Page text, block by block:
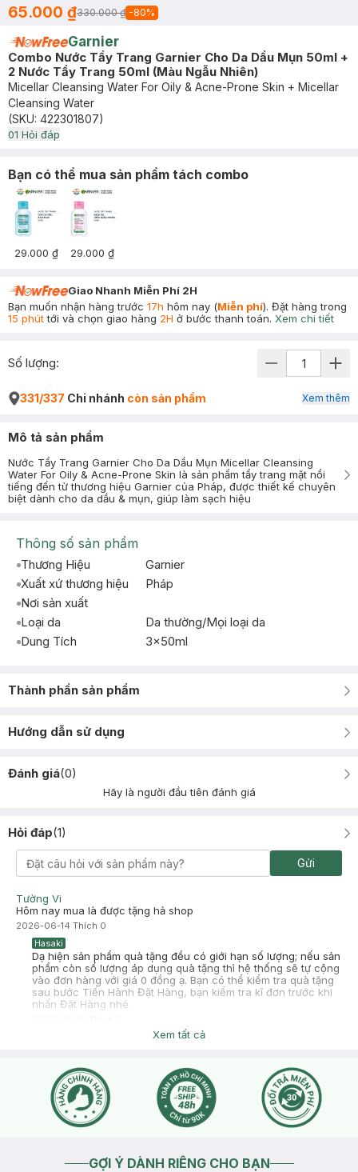
65.000 ₫330.000 ₫ -80%
Garnier
Combo Nước Tẩy Trang Garnier Cho Da Dầu Mụn 50ml +
2 Nước Tẩy Trang 50ml (Màu Ngẫu Nhiên)
Micellar Cleansing Water For Oily & Acne-Prone Skin + Micellar
Cleansing Water
(SKU: 422301807)
01 Hỏi đáp
Bạn có thể mua sản phẩm tách combo
29.000 ₫ 29.000 ₫
Giao Nhanh Miễn Phí 2H
Bạn muốn nhận hàng trước 17h hôm nay (Miễn phí). Đặt hàng trong
15 phúttới và chọn giao hàng 2H ở bước thanh toán. Xem chi tiết
Số lượng:
331/337 Chi nhánh còn sản phẩm Xem thêm
Mô tả sản phẩm
Nước Tẩy Trang Garnier Cho Da Dầu Mụn Micellar Cleansing
Water For Oily & Acne-Prone Skin là sản phẩm tẩy trang mặt nổi
tiếng đến từ thương hiệu Garnier của Pháp, được thiết kế chuyên
biệt dành cho da dầu & mụn, giúp làm sạch hiệu
Thông số sản phẩm
Thương Hiệu
Garnier
Xuất xứ thương hiệu
Pháp
Nơi sản xuất
Loại da
Da thường/Mọi loại da
Dung Tích
3x50ml
Thành phần sản phẩm
Hướng dẫn sử dụng
Đánh giá(0)
Hãy là người đầu tiên đánh giá
Hỏi đáp(1)
Gửi
Tường Vi
Hôm nay mua là được tặng hả shop
2026-06-14 Thích 0
Hasaki
Dạ hiện sản phẩm quà tặng đều có giới hạn số lượng; nếu sản
phẩm còn số lượng áp dụng quà tặng thì hệ thống sẽ tự cộng
vào đơn hàng với giá 0 đồng ạ. Bạn có thể kiểm tra quà tặng
sau bước Tiến Hành Đặt Hàng, bạn kiểm tra kĩ đơn trước khi
nhấn Đặt Hàng nhé.
Xem tất cả
GỢI Ý DÀNH RIÊNG CHO BẠN